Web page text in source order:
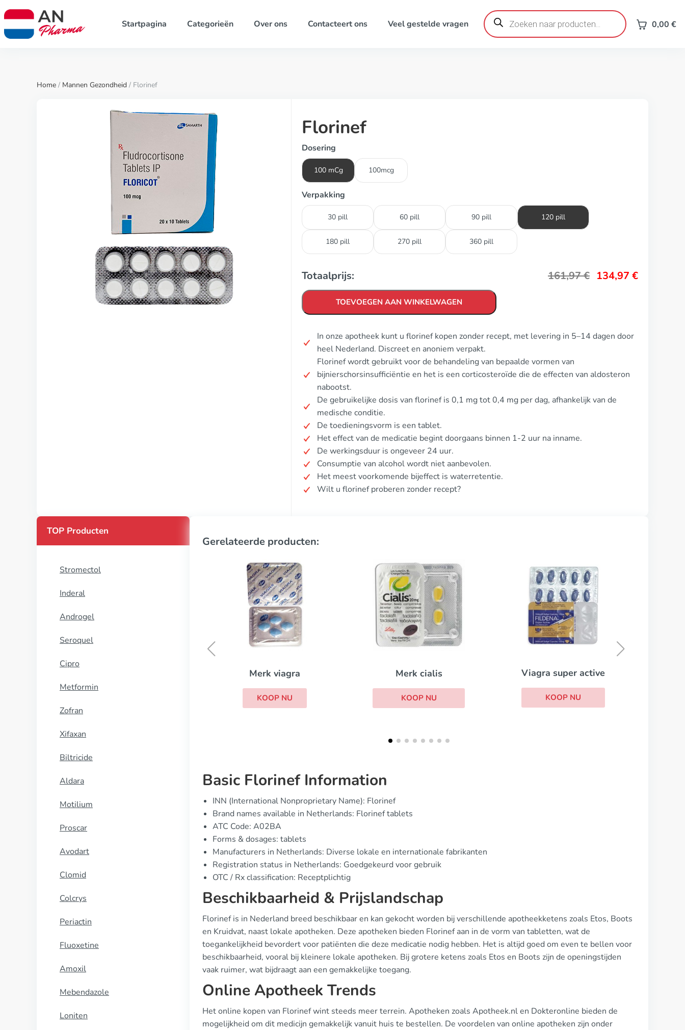
Startpagina Categorieën Over ons Contacteert ons Veel gestelde vragen
Producten
zoeken 0,00 €
Home / Mannen Gezondheid / Florinef
Florinef
Dosering
100 mCg 100mcg
Verpakking
30 pill 60 pill 90 pill 120 pill
180 pill 270 pill 360 pill
Totaalprijs: 161,97€ 134,97 €
TOEVOEGEN AAN WINKELWAGEN
In onze apotheek kunt u florinef kopen zonder recept, met levering in 5–14 dagen door
heel Nederland. Discreet en anoniem verpakt.
Florinef wordt gebruikt voor de behandeling van bepaalde vormen van
bijnierschorsinsufficiëntie en het is een corticosteroïde die de effecten van aldosteron
nabootst.
De gebruikelijke dosis van florinef is 0,1 mg tot 0,4 mg per dag, afhankelijk van de
medische conditie.
De toedieningsvorm is een tablet.
Het effect van de medicatie begint doorgaans binnen 1-2 uur na inname.
De werkingsduur is ongeveer 24 uur.
Consumptie van alcohol wordt niet aanbevolen.
Het meest voorkomende bijeffect is waterretentie.
Wilt u florinef proberen zonder recept?
TOP Producten
Stromectol
Inderal
Androgel
Seroquel
Cipro
Metformin
Zofran
Xifaxan
Biltricide
Aldara
Motilium
Proscar
Avodart
Clomid
Colcrys
Periactin
Fluoxetine
Amoxil
Mebendazole
Loniten
Gerelateerde producten:
Merk cialis Viagra super active
Red viagra
KOOP NU
Basic Florinef Information
INN (International Nonproprietary Name): Florinef
Brand names available in Netherlands: Florinef tablets
ATC Code: A02BA
Forms & dosages: tablets
Manufacturers in Netherlands: Diverse lokale en internationale fabrikanten
Registration status in Netherlands: Goedgekeurd voor gebruik
OTC / Rx classification: Receptplichtig
Beschikbaarheid & Prijslandschap
Florinef is in Nederland breed beschikbaar en kan gekocht worden bij verschillende apotheekketens zoals Etos, Boots
en Kruidvat, naast lokale apotheken. Deze apotheken bieden Florinef aan in de vorm van tabletten, wat de
toegankelijkheid bevordert voor patiënten die deze medicatie nodig hebben. Het is altijd goed om even te bellen voor
beschikbaarheid, vooral bij kleinere lokale apotheken. Bij grotere ketens zoals Etos en Boots zijn de openingstijden
vaak ruimer, wat bijdraagt aan een gemakkelijke toegang.
Online Apotheek Trends
Het online kopen van Florinef wint steeds meer terrein. Apotheken zoals Apotheek.nl en Dokteronline bieden de
mogelijkheid om dit medicijn gemakkelijk vanuit huis te bestellen. De voordelen van online apotheken zijn onder